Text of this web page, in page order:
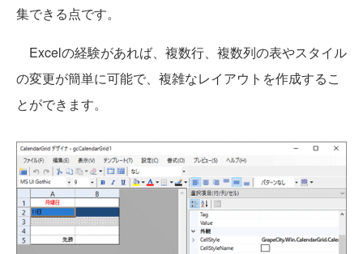
集できる点です。
Excelの経験があれば、複数行、複数列の表やスタイル
の変更が簡単に可能で、複雑なレイアウトを作成するこ
とができます。